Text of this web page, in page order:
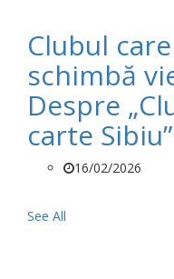
Clubul care
schimbă
Despre
carte Sibiu”
16/02/2026
See All